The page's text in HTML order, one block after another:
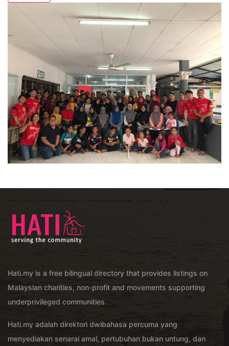
Hati.my is a free bilingual directory that provides listings on
Malaysian charities, non-profit and movements supporting
underprivileged communities.
Hati.my adalah direktori dwibahasa percuma yang
menyediakan senarai amal, pertubuhan bukan untung, dan